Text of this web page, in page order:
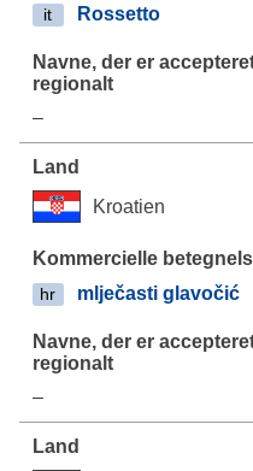
it Rossetto
–
Kroatien
hr mlječasti glavočić
–